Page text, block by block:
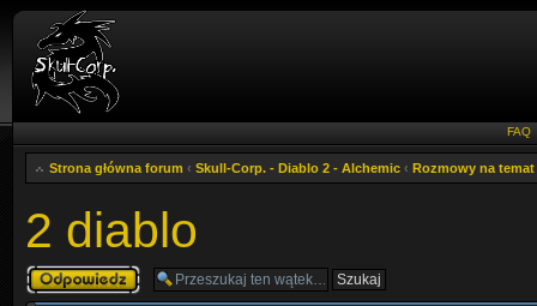
FAQ
Strona główna forum ‹ Skull-Corp. - Diablo 2 - Alchemic ‹ Rozmowy na temat
2 diablo
Odpowiedz